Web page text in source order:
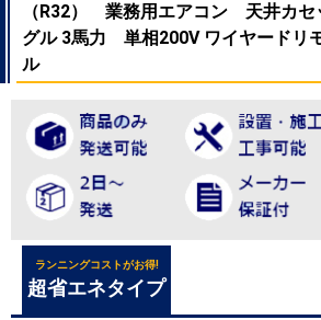
（R32） 業務用エアコン 天井カセ
グル 3馬力 単相200V ワイヤードリ
ル
ランニングコストがお得!
超省エネタイプ